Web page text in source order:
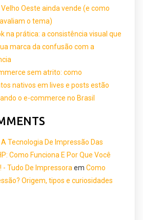
Oeste ainda vende (e como
o tema)
na prática: a consistência visual que
marca da confusão com a
sem atrito: como
nativos em lives e posts estão
o e-commerce no Brasil
Tecnologia De Impressão Das
Como Funciona E Por Que Você
- Tudo De Impressoraem Como
Origem, tipos e curiosidades